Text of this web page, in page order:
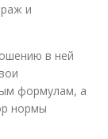
и
в ней
формулам, а
нормы